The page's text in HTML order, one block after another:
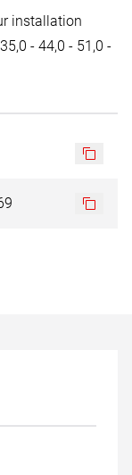
installation
- 44,0 - 51,0 -